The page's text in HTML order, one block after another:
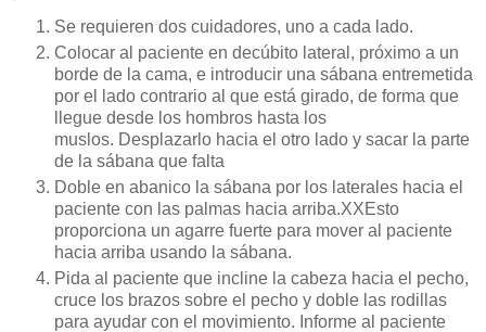
Se requieren dos cuidadores, uno a cada lado.
Colocar al paciente en decúbito lateral, próximo a un
borde de la cama, e introducir una sábana entremetida
por el lado contrario al que está girado, de forma que
llegue desde los hombros hasta los
muslos. Desplazarlo hacia el otro lado y sacar la parte
de la sábana que falta
Doble en abanico la sábana por los laterales hacia el
paciente con las palmas hacia arriba.XXEsto
proporciona un agarre fuerte para mover al paciente
hacia arriba usando la sábana.
Pida al paciente que incline la cabeza hacia el pecho,
cruce los brazos sobre el pecho y doble las rodillas
para ayudar con el movimiento. Informe al paciente